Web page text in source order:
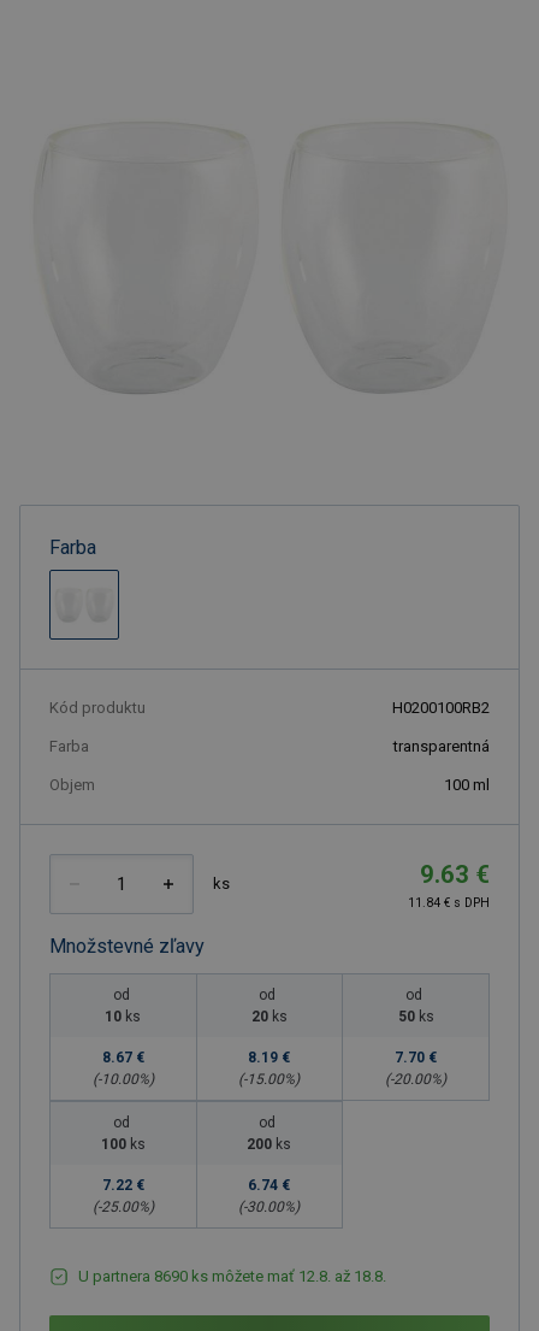
Farba
Kód produktu H0200100RB2
Farba transparentná
Objem 100 ml
ks 9.63 €
11.84 € s DPH
Množstevné zľavy
od
10 ks
8.67 €
(-10.00%)
od
20 ks
8.19 €
(-15.00%)
od
50 ks
7.70 €
(-20.00%)
od
100 ks
7.22 €
(-25.00%)
od
200 ks
6.74 €
(-30.00%)
U partnera 8690 ks môžete mať 12.8. až 18.8.